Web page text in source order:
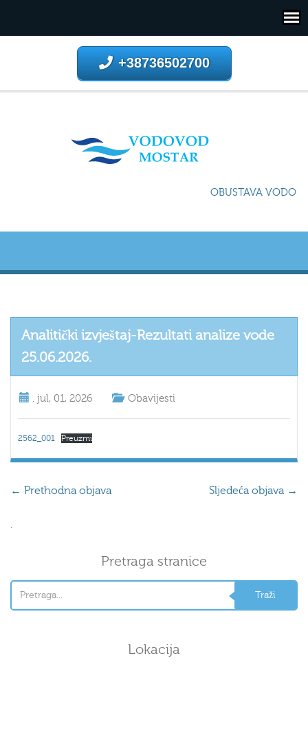
+38736502700
OBUSTAVA
Analitički izvještaj-Rezultati analize vode
25.06.2026.
. jul, 01, 2026 Obavijesti
2562_001 Preuzmi
← Prethodna objava Sljedeća objava →
.
Pretraga stranice
Lokacija